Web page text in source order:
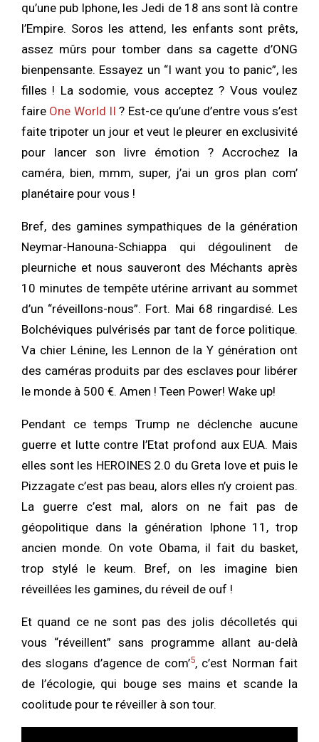
qu’une pub Iphone, les Jedi de 18 ans sont là contre
l’Empire. Soros les attend, les enfants sont prêts,
assez mûrs pour tomber dans sa cagette d’ONG
bienpensante. Essayez un “I want you to panic”, les
filles ! La sodomie, vous acceptez ? Vous voulez
faire One World II ? Est-ce qu’une d’entre vous s’est
faite tripoter un jour et veut le pleurer en exclusivité
pour lancer son livre émotion ? Accrochez la
caméra, bien, mmm, super, j’ai un gros plan com’
planétaire pour vous !
Bref, des gamines sympathiques de la génération
Neymar-Hanouna-Schiappa qui dégoulinent de
pleurniche et nous sauveront des Méchants après
10 minutes de tempête utérine arrivant au sommet
d’un “réveillons-nous”. Fort. Mai 68 ringardisé. Les
Bolchéviques pulvérisés par tant de force politique.
Va chier Lénine, les Lennon de la Y génération ont
des caméras produits par des esclaves pour libérer
le monde à 500 €. Amen ! Teen Power! Wake up!
Pendant ce temps Trump ne déclenche aucune
guerre et lutte contre l’Etat profond aux EUA. Mais
elles sont les HEROINES 2.0 du Greta love et puis le
Pizzagate c’est pas beau, alors elles n’y croient pas.
La guerre c’est mal, alors on ne fait pas de
géopolitique dans la génération Iphone 11, trop
ancien monde. On vote Obama, il fait du basket,
trop stylé le keum. Bref, on les imagine bien
réveillées les gamines, du réveil de ouf !
Et quand ce ne sont pas des jolis décolletés qui
vous “réveillent” sans programme allant au-delà
des slogans d’agence de com’5, c’est Norman fait
de l’écologie, qui bouge ses mains et scande la
coolitude pour te réveiller à son tour.